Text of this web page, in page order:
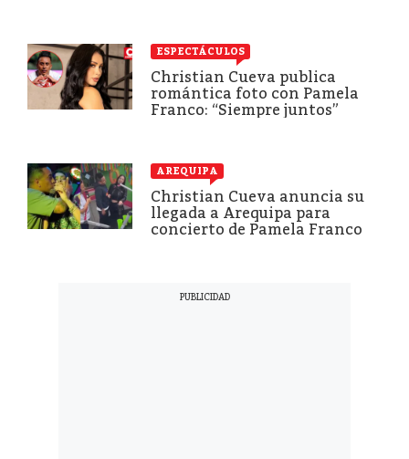
ESPECTÁCULOS
Christian Cueva publica
romántica foto con Pamela
Franco: “Siempre juntos”
AREQUIPA
Christian Cueva anuncia su
llegada a Arequipa para
concierto de Pamela Franco